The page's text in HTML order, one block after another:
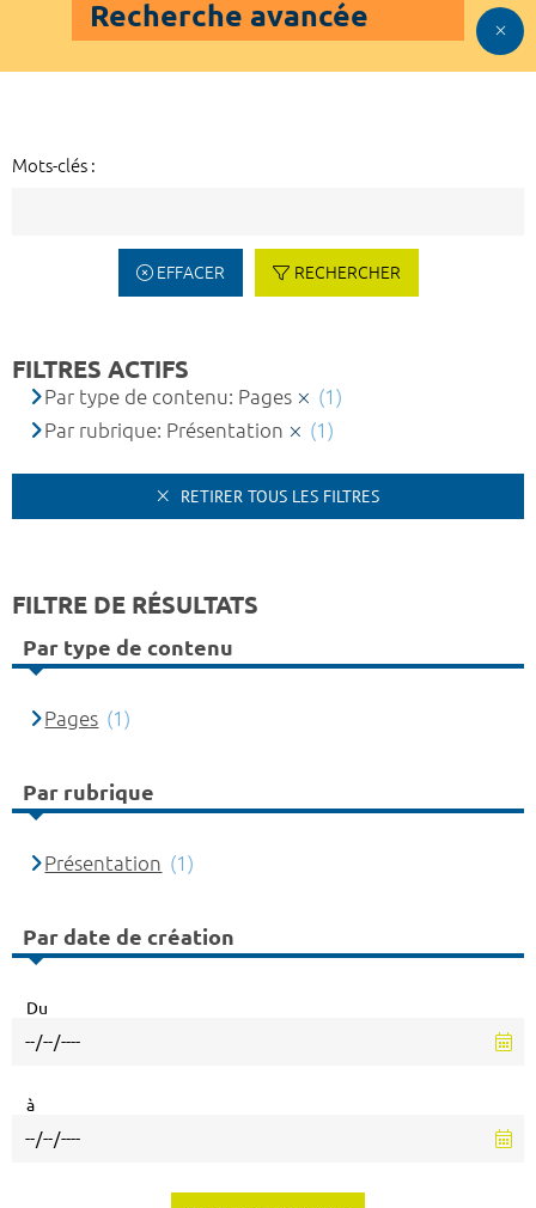
Recherche avancée
Mots-clés :
EFFACER RECHERCHER
FILTRES ACTIFS
Par type de contenu: Pages
(1)
Par rubrique: Présentation
(1)
RETIRER TOUS LES FILTRES
FILTRE DE RÉSULTATS
Par type de contenu
Pages (1)
Par rubrique
Présentation (1)
Par date de création
Du
à